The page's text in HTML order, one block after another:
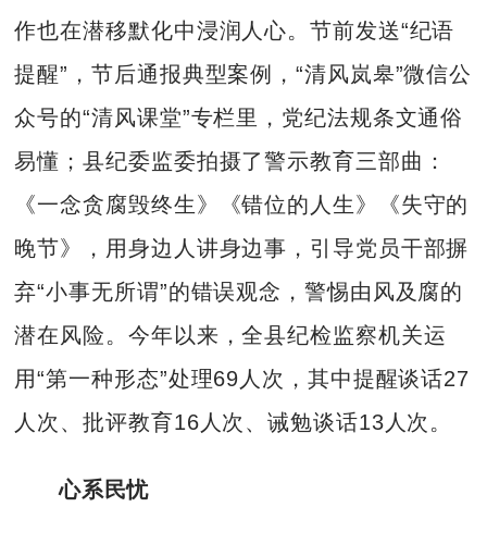
作也在潜移默化中浸润人心。节前发送“纪语
提醒”，节后通报典型案例，“清风岚皋”微信公
众号的“清风课堂”专栏里，党纪法规条文通俗
易懂；县纪委监委拍摄了警示教育三部曲：
《一念贪腐毁终生》《错位的人生》《失守的
晚节》，用身边人讲身边事，引导党员干部摒
弃“小事无所谓”的错误观念，警惕由风及腐的
潜在风险。今年以来，全县纪检监察机关运
用“第一种形态”处理69人次，其中提醒谈话27
人次、批评教育16人次、诫勉谈话13人次。
心系民忧